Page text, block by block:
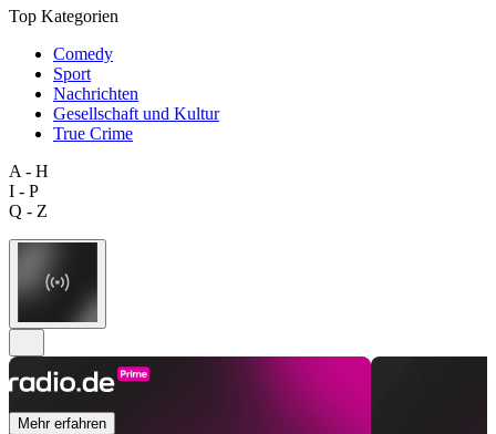
Top Kategorien
Comedy
Sport
Nachrichten
Gesellschaft und Kultur
True Crime
A - H
I - P
Q - Z
Mehr erfahren